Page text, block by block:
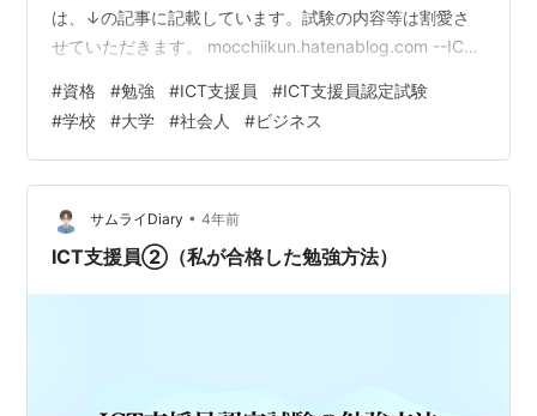
は、↓の記事に記載しています。試験の内容等は割愛さ
せていただきます。 mocchiikun.hatenablog.com --ICT
法】ICT支援員ハンドブック、ICT教育環境整備ハンドブ
ック2022、日本標準から出版されている学校のICT活
用・GIGAスクール構想を支えるICT支援員をテキストと
して読み込み、教育情報科コーディネータ3級の過去問題
を3年分行いましょう。ICT支援員認定…
#資格 #勉強 #ICT支援員 #ICT支援員認定試験
#学校 #大学 #社会人 #ビジネス
サムライDiary • 4年前
ICT支援員②（私が合格した勉強方法）